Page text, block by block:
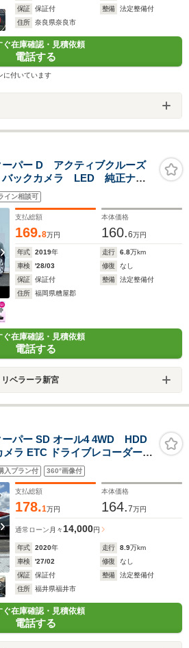
保証
保証付 整備
法定整備付
住所
奈良県奈良市
ぐ在庫確認・見積依頼
電話する
に付いています
パー D アクティブクルーズ
ックカメラ LED 純正ナ
トオープナー 純正17インチ
イン相談可
支払総額
169.8万円
本体価格
160.6万円
年式 2019年 走行 6.8万km
車検
'28/03 修復
なし
保証
保証付 整備
法定整備付
住所
福岡県糟屋郡
ぐ在庫確認・見積依頼
電話する
ベラーラ新宮
パー SD オール4 4WD HDD
ラ ETC ドライブレコーダー
ト
入プラン付 360°画像付
支払総額
178.1万円
本体価格
164.7万円
通常ローン 月々 14,000円
年式 2020年 走行 8.9万km
車検
'27/02 修復
なし
保証
保証付 整備
法定整備付
住所
福井県福井市
ぐ在庫確認・見積依頼
電話する